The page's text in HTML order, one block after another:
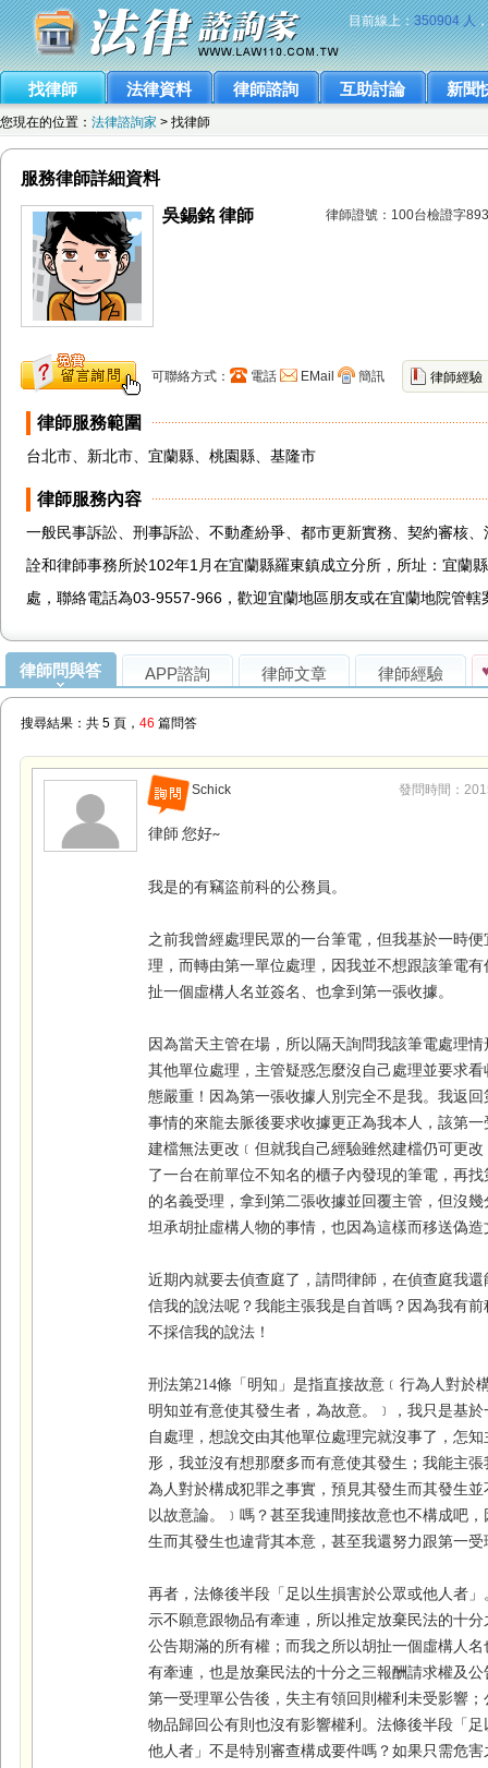
目前線上：350904 人
找律師 法律資料 律師諮詢 互助討論 新聞
您現在的位置： 法律諮詢家 > 找律師
服務律師詳細資料
吳錫銘 律師
律師證號：100台檢證字
律師經驗
可聯絡方式： 電話 EMail 簡訊
律師服務範圍
台北市、新北市、宜蘭縣、桃園縣、基隆市
律師服務內容
一般民事訴訟、刑事訴訟、不動產紛爭、都市更新實務、契約審核
詮和律師事務所於102年1月在宜蘭縣羅東鎮成立分所，所址：宜蘭
處，聯絡電話為03-9557-966，歡迎宜蘭地區朋友或在宜蘭地院管
律師問與答 APP諮詢 律師文章 律師經驗
搜尋結果：共 5 頁，46 篇問答
Schick 發問時間：
律師 您好~
我是的有竊盜前科的公務員。
之前我曾經處理民眾的一台筆電，但我基於一時
理，而轉由第一單位處理，因我並不想跟該筆電
扯一個虛構人名並簽名、也拿到第一張收據。
因為當天主管在場，所以隔天詢問我該筆電處理
其他單位處理，主管疑惑怎麼沒自己處理並要求
態嚴重！因為第一張收據人別完全不是我。我返
事情的來龍去脈後要求收據更正為我本人，該第
建檔無法更改﹝但就我自己經驗雖然建檔仍可更
了一台在前單位不知名的櫃子內發現的筆電，再
的名義受理，拿到第二張收據並回覆主管，但沒
坦承胡扯虛構人物的事情，也因為這樣而移送偽
近期內就要去偵查庭了，請問律師，在偵查庭我
信我的說法呢？我能主張我是自首嗎？因為我有
不採信我的說法！
刑法第214條「明知」是指直接故意﹝行為人對於
明知並有意使其發生者，為故意。﹞，我只是基
自處理，想說交由其他單位處理完就沒事了，怎
形，我並沒有想那麼多而有意使其發生；我能主
為人對於構成犯罪之事實，預見其發生而其發生
以故意論。
﹞嗎？甚至我連間接故意也不構成吧
生而其發生也違背其本意，甚至我還努力跟第一
再者，法條後半段「足以生損害於公眾或他人者
示不願意跟物品有牽連，所以推定放棄民法的十
公告期滿的所有權；而我之所以胡扯一個虛構人
有牽連，也是放棄民法的十分之三報酬請求權及
第一受理單公告後，失主有領回則權利未受影響
物品歸回公有則也沒有影響權利。法條後半段「
他人者」不是特別審查構成要件嗎？如果只需危